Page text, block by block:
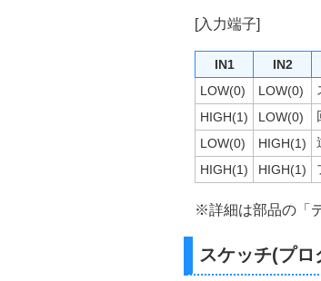
[入力端子]
IN1 IN2
LOW(0)
LOW(0)
HIGH(1)
LOW(0)
LOW(0)
HIGH(1)
HIGH(1)
HIGH(1)
※詳細は部品の「
スケッチ(プロ